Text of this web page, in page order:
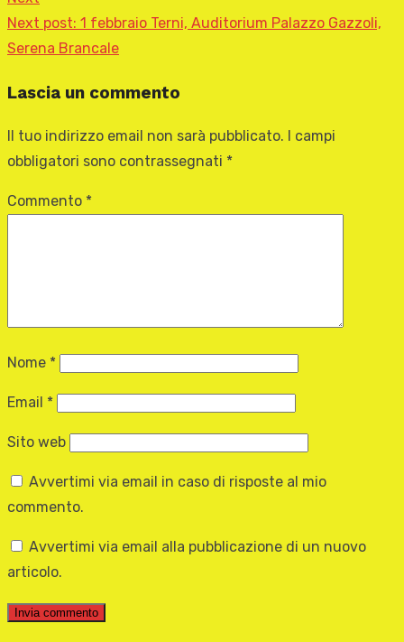
Next post: 1 febbraio Terni, Auditorium Palazzo Gazzoli,
Serena Brancale
Lascia un commento
Il tuo indirizzo email non sarà pubblicato.
I campi
obbligatori sono contrassegnati *
Commento *
Nome *
Email *
Sito web
Avvertimi via email in caso di risposte al mio
commento.
Avvertimi via email alla pubblicazione di un nuovo
articolo.